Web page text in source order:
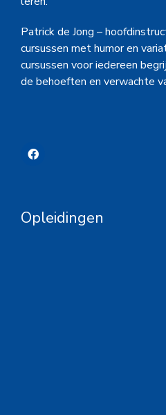
Patrick de Jong –
cursussen met humor en
cursussen voor iedereen
de behoeften en verwachte
Opleidingen